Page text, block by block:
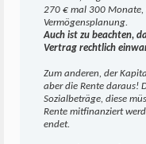
270 € mal 300 Monate,
Vermögensplanung.
Auch ist zu beachten,
Vertrag rechtlich
Zum anderen, der
aber die Rente daraus!
Sozialbeträge, diese
Rente mitfinanziert
endet.